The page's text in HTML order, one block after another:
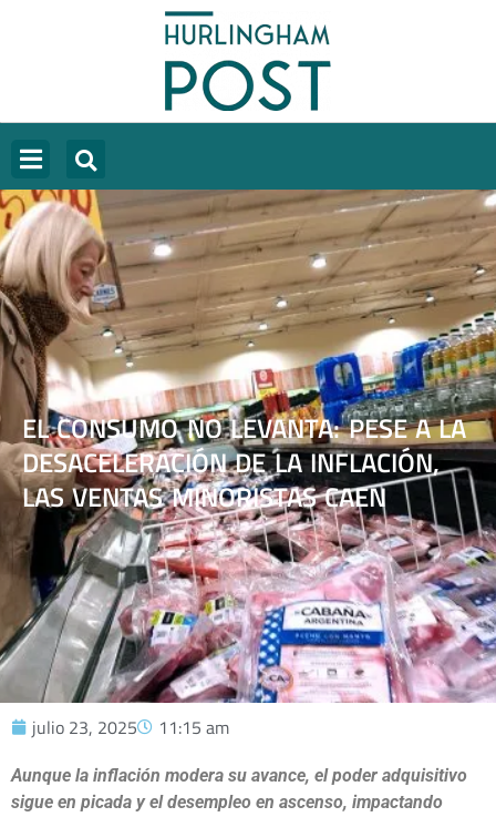
EL CONSUMO NO LEVANTA: PESE A LA
DESACELERACIÓN DE LA INFLACIÓN,
LAS VENTAS MINORISTAS CAEN
julio 23, 2025 11:15 am
Aunque la inflación modera su avance, el poder adquisitivo
sigue en picada y el desempleo en ascenso, impactando